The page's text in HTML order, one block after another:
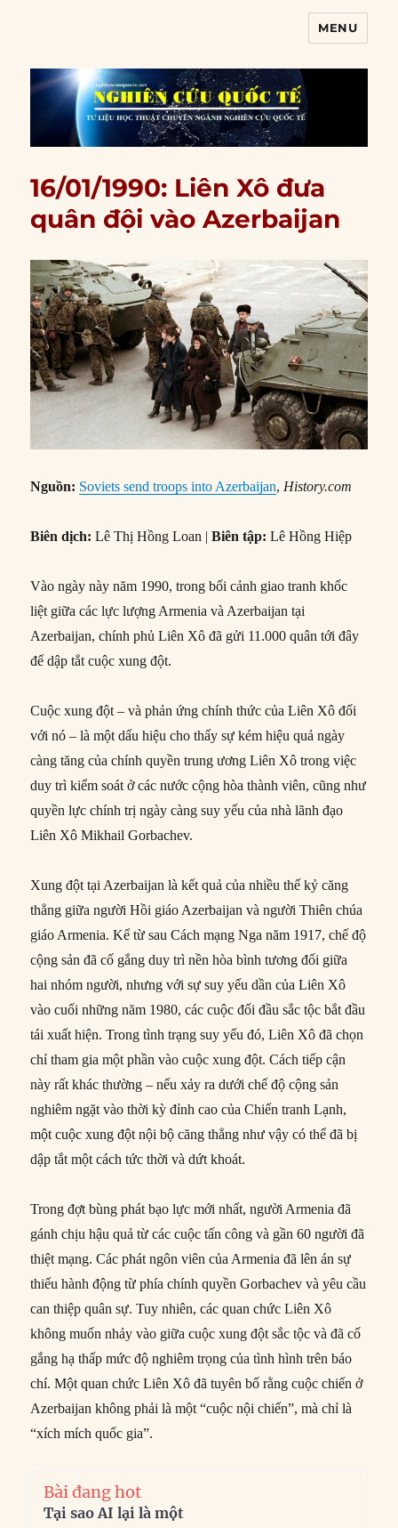
MENU
16/01/1990: Liên Xô đưa
quân đội vào Azerbaijan
Nguồn: Soviets send troops into Azerbaijan, History.com
Biên dịch: Lê Thị Hồng Loan |Biên tập:Lê Hồng Hiệp
Vào ngày này năm 1990, trong bối cảnh giao tranh khốc
liệt giữa các lực lượng Armenia và Azerbaijan tại
Azerbaijan, chính phủ Liên Xô đã gửi 11.000 quân tới đây
để dập tắt cuộc xung đột.
Cuộc xung đột – và phản ứng chính thức của Liên Xô đối
với nó – là một dấu hiệu cho thấy sự kém hiệu quả ngày
càng tăng của chính quyền trung ương Liên Xô trong việc
duy trì kiểm soát ở các nước cộng hòa thành viên, cũng như
quyền lực chính trị ngày càng suy yếu của nhà lãnh đạo
Liên Xô Mikhail Gorbachev.
Xung đột tại Azerbaijan là kết quả của nhiều thế kỷ căng
thẳng giữa người Hồi giáo Azerbaijan và người Thiên chúa
giáo Armenia. Kể từ sau Cách mạng Nga năm 1917, chế độ
cộng sản đã cố gắng duy trì nền hòa bình tương đối giữa
hai nhóm người, nhưng với sự suy yếu dần của Liên Xô
vào cuối những năm 1980, các cuộc đối đầu sắc tộc bắt đầu
tái xuất hiện. Trong tình trạng suy yếu đó, Liên Xô đã chọn
chỉ tham gia một phần vào cuộc xung đột. Cách tiếp cận
này rất khác thường – nếu xảy ra dưới chế độ cộng sản
nghiêm ngặt vào thời kỳ đỉnh cao của Chiến tranh Lạnh,
một cuộc xung đột nội bộ căng thẳng như vậy có thể đã bị
dập tắt một cách tức thời và dứt khoát.
Trong đợt bùng phát bạo lực mới nhất, người Armenia đã
gánh chịu hậu quả từ các cuộc tấn công và gần 60 người đã
thiệt mạng. Các phát ngôn viên của Armenia đã lên án sự
thiếu hành động từ phía chính quyền Gorbachev và yêu cầu
can thiệp quân sự. Tuy nhiên, các quan chức Liên Xô
không muốn nhảy vào giữa cuộc xung đột sắc tộc và đã cố
gắng hạ thấp mức độ nghiêm trọng của tình hình trên báo
chí. Một quan chức Liên Xô đã tuyên bố rằng cuộc chiến ở
Azerbaijan không phải là một “cuộc nội chiến”, mà chỉ là
“xích mích quốc gia”.
Bài đang hot
Tại sao AI lại là một